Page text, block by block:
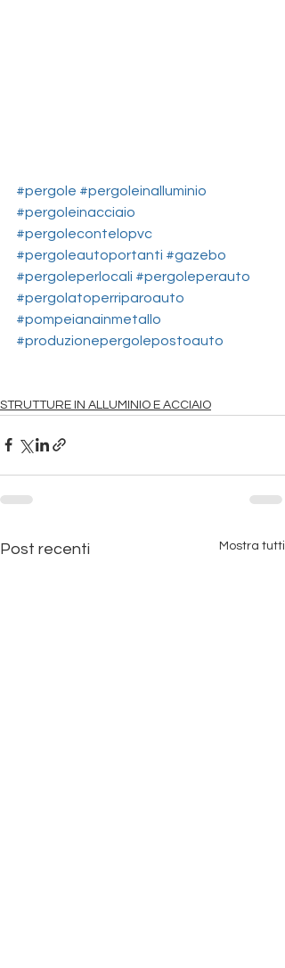
#pergole #pergoleinalluminio
#pergoleinacciaio
#pergolecontelopvc
#pergoleautoportanti #gazebo
#pergoleperlocali #pergoleperauto
#pergolatoperriparoauto
#pompeianainmetallo
#produzionepergolepostoauto
STRUTTURE IN ALLUMINIO E ACCIAIO
Post recenti Mostra tutti